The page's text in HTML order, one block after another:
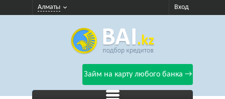
Алматы Вход
Займ на карту любого банка →